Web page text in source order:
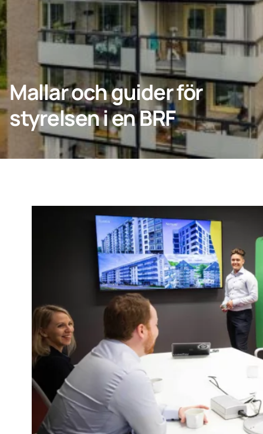
Privatperson
Lumonkoncernen
KONTAKTA OSS
Mallar och guider för
styrelsen i en BRF